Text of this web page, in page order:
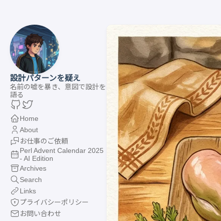
設計パターンを疑え
名前の嘘を暴き、意図で設計を
語る
Home
About
お仕事のご依頼
Perl Advent Calendar 2025
- AI Edition
Archives
Search
Links
プライバシーポリシー
お問い合わせ